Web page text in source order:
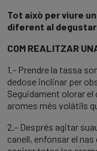
Tot això per viure
diferent al
COM REALITZAR
1.- Prendre la tassa
dedose inclinar per
Seguidament olorar el
aromes més volàtils
2.- Després agitar
canell, enfonsar el